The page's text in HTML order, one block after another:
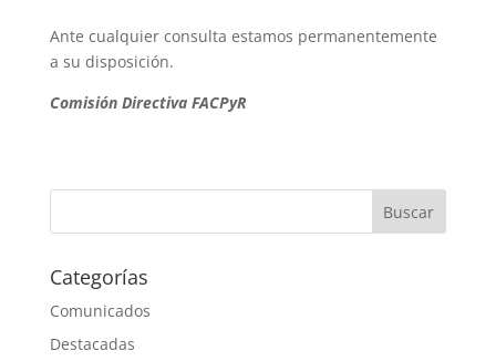
Ante cualquier consulta estamos permanentemente
a su disposición.
Comisión Directiva FACPyR
Categorías
Comunicados
Destacadas